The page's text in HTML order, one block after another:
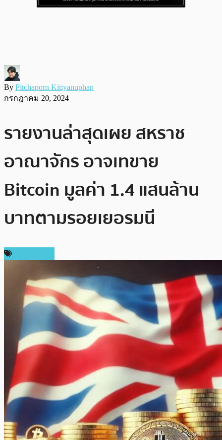
By Pitchaporn Kitiyanuphap
กรกฎาคม 20, 2024
รายงานล่าสุดเผย สหราช
อาณาจักร อาจเทขาย
Bitcoin มูลค่า 1.4 แสนล้าน
บาทตามรอยเยอรมนี